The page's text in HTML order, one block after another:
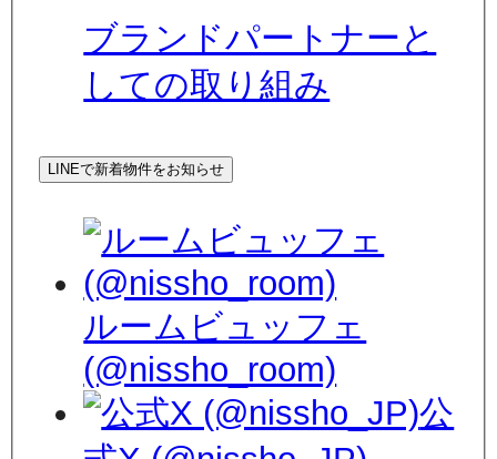
ブランドパートナーと
しての取り組み
LINEで新着物件をお知らせ
ルームビュッフェ
(@nissho_room)
公